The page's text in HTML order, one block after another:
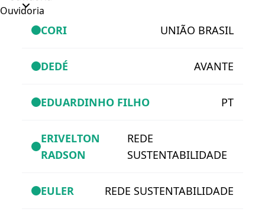
Ouvidoria
CORI UNIÃO BRASIL
DEDÉ AVANTE
EDUARDINHO FILHO PT
ERIVELTON
RADSON
REDE
SUSTENTABILIDADE
EULER REDE SUSTENTABILIDADE